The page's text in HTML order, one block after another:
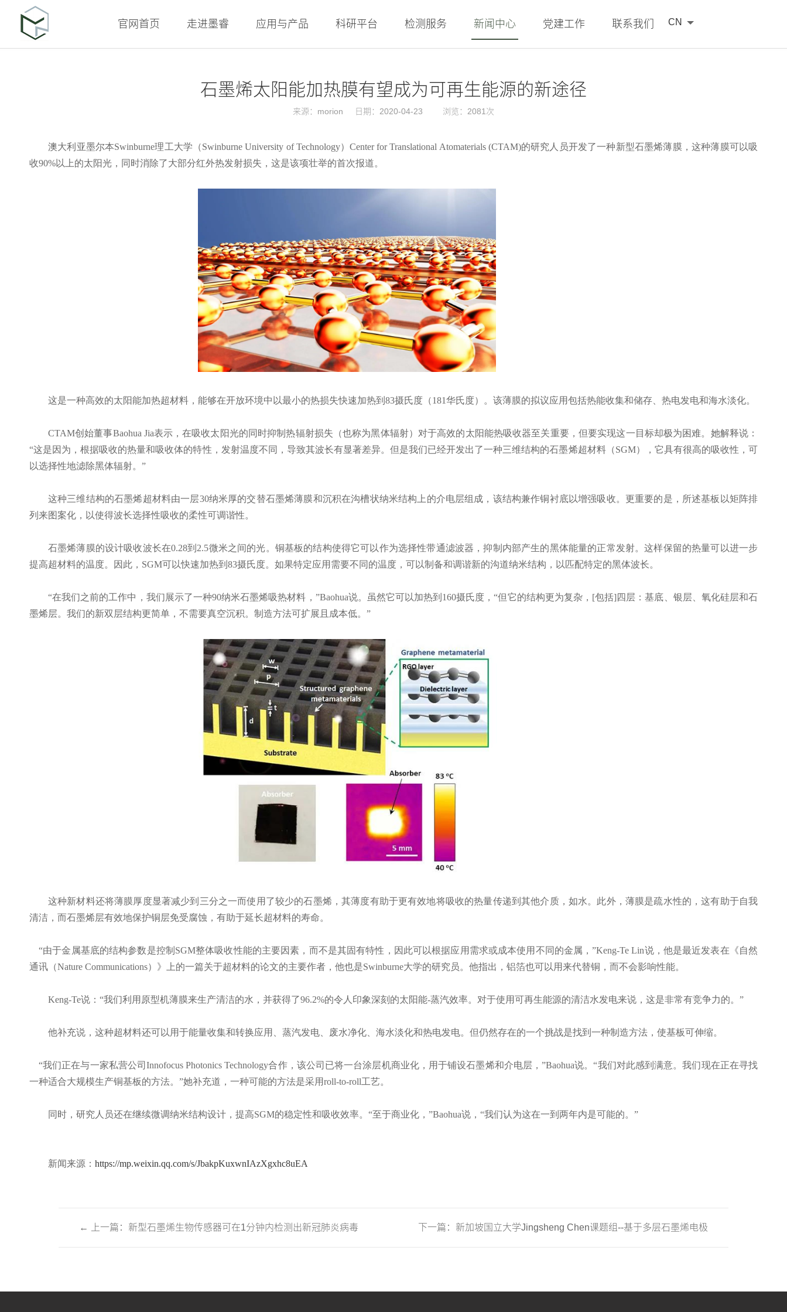
官网首页 走进墨睿 应用与产品 科研平台 检测服务 新闻中心 党建工作 联系我们 CN
石墨烯太阳能加热膜有望成为可再生能源的新途径
来源：morion 日期：2020-04-23 浏览：2081次
澳大利亚墨尔本Swinburne理工大学（Swinburne University of Technology）Center for Translational Atomaterials (CTAM)的研究人员开发了一种新型石墨烯薄膜，这种薄膜可以吸
收90%以上的太阳光，同时消除了大部分红外热发射损失，这是该项壮举的首次报道。
这是一种高效的太阳能加热超材料，能够在开放环境中以最小的热损失快速加热到 83摄氏度（181华氏度）。该薄膜的拟议应用包括热能收集和储存、热电发电和海水淡化。
CTAM创始董事Baohua Jia表示，在吸收太阳光的同时抑制热辐射损失（也称为黑体辐射）对于高效的太阳能热吸收器至关重要，但要实现这一目标却极为困难。她解释说：
“这是因为，根据吸收的热量和吸收体的特性，发射温度不同，导致其波长有显著差异。但是我们已经开发出了一种三维结构的石墨烯超材料（SGM），它具有很高的吸收性，可
以选择性地滤除黑体辐射。”
这种三维结构的石墨烯超材料由一层30纳米厚的交替石墨烯薄膜和沉积在沟槽状纳米结构上的介电层组成，该结构兼作铜衬底以增强吸收。更重要的是，所述基板以矩阵排
列来图案化，以使得波长选择性吸收的柔性可调谐性。
石墨烯薄膜的设计吸收波长在0.28到2.5微米之间的光。铜基板的结构使得它可以作为选择性带通滤波器，抑制内部产生的黑体能量的正常发射。这样保留的热量可以进一步
提高超材料的温度。因此，SGM可以快速加热到83摄氏度。如果特定应用需要不同的温度，可以制备和调谐新的沟道纳米结构，以匹配特定的黑体波长。
“在我们之前的工作中，我们展示了一种90纳米石墨烯吸热材料，”Baohua说。虽然它可以加热到160摄氏度，“但它的结构更为复杂，[包括]四层：基底、银层、氧化硅层和石
墨烯层。我们的新双层结构更简单，不需要真空沉积。制造方法可扩展且成本低。”
这种新材料还将薄膜厚度显著减少到三分之一而使用了较少的石墨烯，其薄度有助于更有效地将吸收的热量传递到其他介质，如水。此外，薄膜是疏水性的，这有助于自我
清洁，而石墨烯层有效地保护铜层免受腐蚀，有助于延长超材料的寿命。
“由于金属基底的结构参数是控制SGM整体吸收性能的主要因素，而不是其固有特性，因此可以根据应用需求或成本使用不同的金属，”Keng-Te Lin说，他是最近发表在《自然
通讯（Nature Communications）》上的一篇关于超材料的论文的主要作者，他也是Swinburne大学的研究员。他指出，铝箔也可以用来代替铜，而不会影响性能。
Keng-Te说：“我们利用原型机薄膜来生产清洁的水，并获得了96.2%的令人印象深刻的太阳能-蒸汽效率。对于使用可再生能源的清洁水发电来说，这是非常有竞争力的。”
他补充说，这种超材料还可以用于能量收集和转换应用、蒸汽发电、废水净化、海水淡化和热电发电。但仍然存在的一个挑战是找到一种制造方法，使基板可伸缩。
“我们正在与一家私营公司Innofocus Photonics Technology合作，该公司已将一台涂层机商业化，用于铺设石墨烯和介电层，”Baohua说。“我们对此感到满意。我们现在正在寻找
一种适合大规模生产铜基板的方法。”她补充道，一种可能的方法是采用roll-to-roll工艺。
同时，研究人员还在继续微调纳米结构设计，提高SGM的稳定性和吸收效率。“至于商业化，”Baohua说，“我们认为这在一到两年内是可能的。”
新闻来源： https://mp.weixin.qq.com/s/JbakpKuxwnIAzXgxhc8uEA
← 上一篇：新型石墨烯生物传感器可在1分钟内检测出新冠肺炎病毒
下一篇：新加坡国立大学Jingsheng Chen课题组--基于多层石墨烯电极